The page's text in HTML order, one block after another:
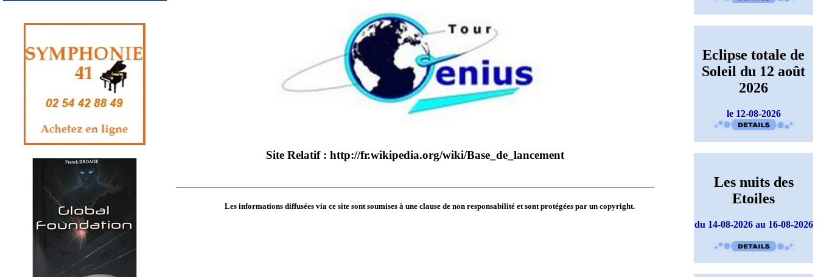
Site Relatif : http://fr.wikipedia.org/wiki/Base_de_lancement
Eclipse totale de
Soleil du 12 août
2026
le 12-08-2026
Les nuits des
Etoiles
du 14-08-2026 au 16-08-2026
Les informations diffusées via ce site sont soumises à une clause de non responsabilitéet sont protégées par un copyright.